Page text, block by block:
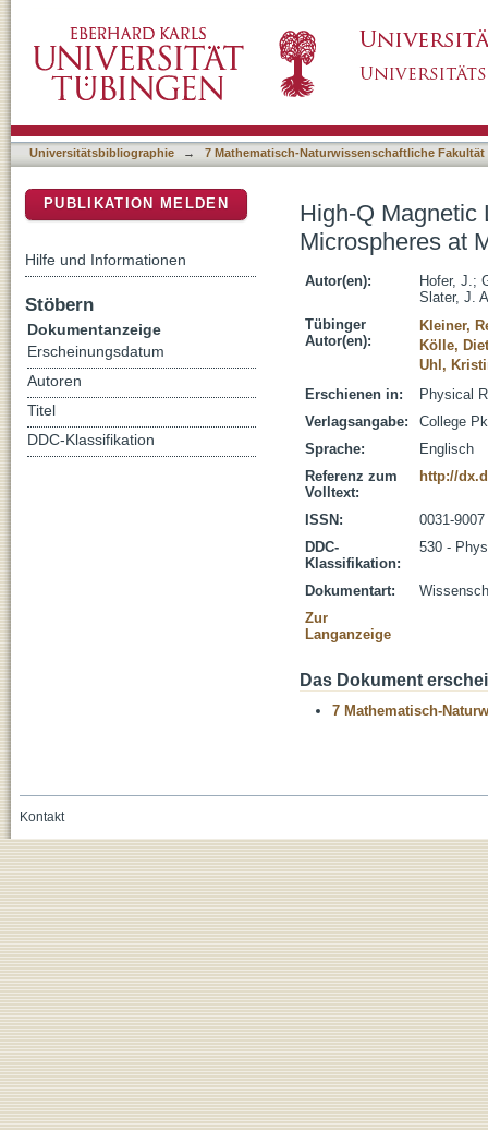
Temperatures
Universitätsbibliographie → 7 Mathematisch-Naturwissenschaftliche Fakultät
High-Q Magnetic
Microspheres at
Autor(en): Hofer, J.;
Slater, J.
Tübinger
Autor(en):
Kleiner,
Kölle,
Uhl,
Erschienen in:
Physical
Verlagsangabe:
College
Sprache:
Englisch
Referenz zum
Volltext:
http://
ISSN:
0031-9007
DDC-
Klassifikation:
530 -
Dokumentart:
Zur
Langanzeige
Das Dokument
7 Mathematisch-
PUBLIKATION MELDEN
Hilfe und Informationen
Stöbern
Dokumentanzeige
Erscheinungsdatum
Autoren
Titel
DDC-Klassifikation
Kontakt